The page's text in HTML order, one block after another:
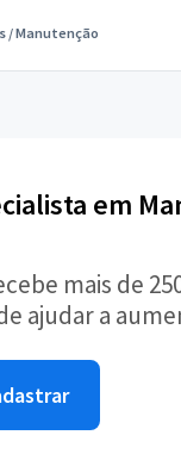
/Manutenção
em
mais de
ajudar a